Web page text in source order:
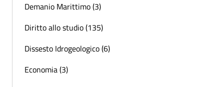
Demanio Marittimo (3)
Diritto allo studio (135)
Dissesto Idrogeologico (6)
Economia (3)